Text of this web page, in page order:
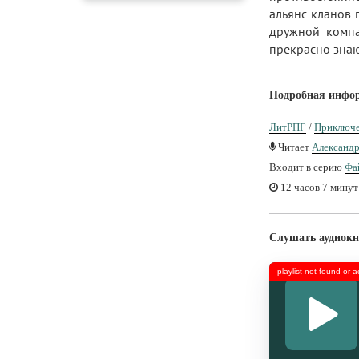
альянс кланов
дружной
прекрасно
Подробная
ЛитРПГ /
Читает
Входит в серию
12 часов 7 минут
Слушать
playlist not found or